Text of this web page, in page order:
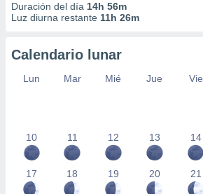
Duración del día 14h 56m
Luz diurna restante 11h 26m
Calendario lunar
Lun Mar Mié Jue Vie
10 11 12 13 14
17 18 19 20 21